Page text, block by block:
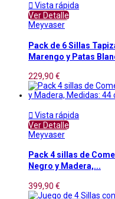
 Vista rápida
Ver Detalle
Meyvaser
Pack de 6 Sillas
Marengo y Patas
229,90 €
 Vista rápida
Ver Detalle
Meyvaser
Pack 4 sillas de
Negro y Madera,...
399,90 €